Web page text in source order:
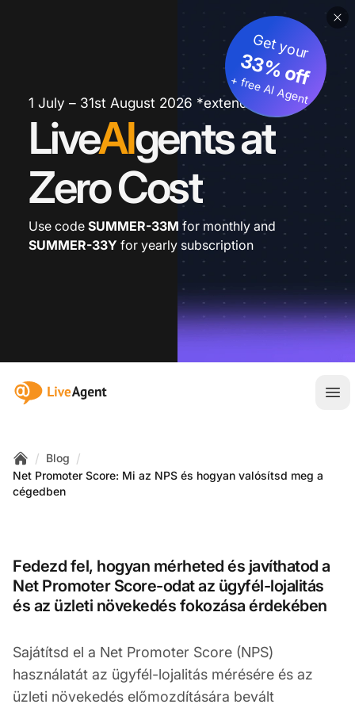
1 July – 31st August 2026 *extended
LiveAIgents at
Zero Cost
Get your
33% off
+ free AI Agent
Use code SUMMER-33M for monthly and
SUMMER-33Y for yearly subscription
:site.title
Home
/ Blog /
Net Promoter Score: Mi az NPS és hogyan valósítsd meg a
cégedben
Fedezd fel, hogyan mérheted és javíthatod a
Net Promoter Score-odat az ügyfél-lojalitás
és az üzleti növekedés fokozása érdekében
Sajátítsd el a Net Promoter Score (NPS)
használatát az ügyfél-lojalitás mérésére és az
üzleti növekedés előmozdítására bevált